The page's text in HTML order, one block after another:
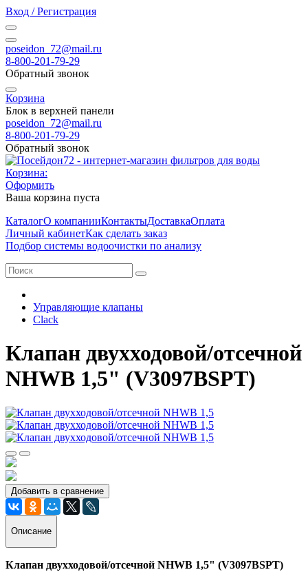
Вход / Регистрация
poseidon_72@mail.ru
8-800-201-79-29
Обратный звонок
Корзина
Блок в верхней панели
poseidon_72@mail.ru
8-800-201-79-29
Обратный звонок
Корзина:
Оформить
Ваша корзина пуста
КаталогО компанииКонтактыДоставкаОплата
Личный кабинетКак сделать заказ
Подбор системы водоочистки по анализу
Управляющие клапаны
Clack
Клапан двухходовой/отсечной
NHWB 1,5" (V3097BSPT)
Добавить в сравнение
Описание
Клапан двухходовой/отсечной NHWB 1,5" (V3097BSPT)